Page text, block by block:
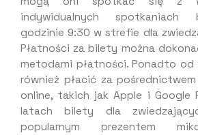
indywidualnych spotkaniach
godzinie 9:30 w strefie dla
Płatności za bilety można
metodami płatności. Ponadto
również płacić za
online, takich jak Apple i Google
latach bilety dla
popularnym prezentem